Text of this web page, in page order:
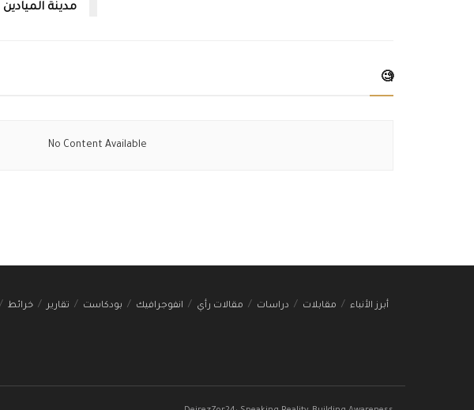
مدينة الميادين
🧐
No Content Available
أبرز الأنباء مقابلات دراسات مقالات رأي انفوجرافيك بودكاست تقارير خرائط